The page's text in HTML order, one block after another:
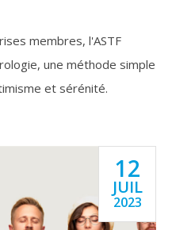
membres, l'ASTF
une méthode simple
et sérénité.
12
JUIL
2023